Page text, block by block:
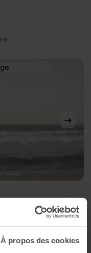
À propos des cookies
de la